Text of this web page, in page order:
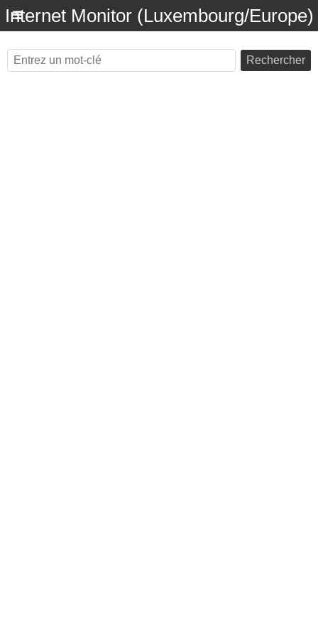
Internet Monitor (Luxembourg/Europe)
Rechercher